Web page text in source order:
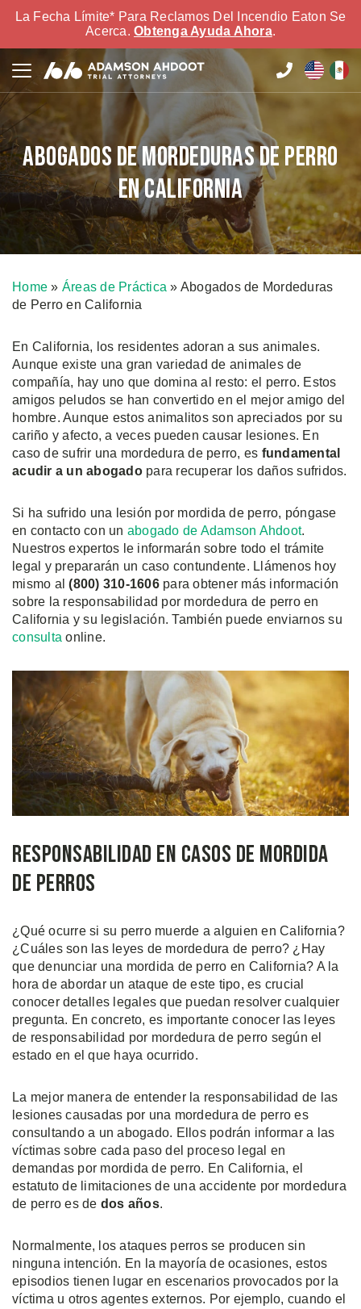
La Fecha Límite* Para Reclamos Del Incendio Eaton Se
Acerca. Obtenga Ayuda Ahora.
Abogados de Mordeduras de Perro
en California
Home » Áreas de Práctica » Abogados de Mordeduras
de Perro en California
En California, los residentes adoran a sus animales.
Aunque existe una gran variedad de animales de
compañía, hay uno que domina al resto: el perro. Estos
amigos peludos se han convertido en el mejor amigo del
hombre. Aunque estos animalitos son apreciados por su
cariño y afecto, a veces pueden causar lesiones. En
caso de sufrir una mordedura de perro, es fundamental
acudir a un abogadopara recuperar los daños sufridos.
Si ha sufrido una lesión por mordida de perro, póngase
en contacto con un abogado de Adamson Ahdoot.
Nuestros expertos le informarán sobre todo el trámite
legal y prepararán un caso contundente. Llámenos hoy
mismo al(800) 310-1606 para obtener más información
sobre la responsabilidad por mordedura de perro en
California y su legislación. También puede enviarnos su
consulta online.
Responsabilidad en Casos de Mordida
de Perros
¿Qué ocurre si su perro muerde a alguien en California?
¿Cuáles son las leyes de mordedura de perro? ¿Hay
que denunciar una mordida de perro en California? A la
hora de abordar un ataque de este tipo, es crucial
conocer detalles legales que puedan resolver cualquier
pregunta. En concreto, es importante conocer las leyes
de responsabilidad por mordedura de perro según el
estado en el que haya ocurrido.
La mejor manera de entender la responsabilidad de las
lesiones causadas por una mordedura de perro es
consultando a un abogado. Ellos podrán informar a las
víctimas sobre cada paso del proceso legal en
demandas por mordida de perro. En California, el
estatuto de limitaciones de una accidente por mordedura
de perro es de dos años.
Normalmente, los ataques perros se producen sin
ninguna intención. En la mayoría de ocasiones, estos
episodios tienen lugar en escenarios provocados por la
víctima u otros agentes externos. Por ejemplo, cuando el